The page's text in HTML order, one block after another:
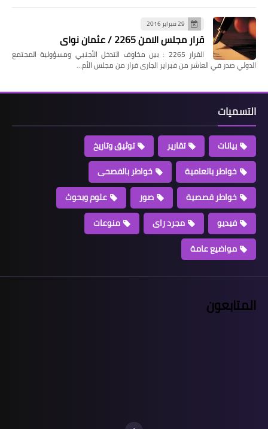
29 فبراير 2016
قرار مجلس الامن 2265 / عثمان نواى
القرار 2265 : بين مخاوف التدخل الأجنبي ومسؤولية المجتمع
الدولي صدر في العاشر من فبراير الجارى قرار من مجلس الأم…
التسميات
بيانات تقارير
توثيق وتاريخ
خواطر بالعامية
خواطر بالفصحى
خواطر قصصية
صور
علوم وبحوث
فيديو
مجرد راى
منوعات
مواضيع عامة
المتابعون